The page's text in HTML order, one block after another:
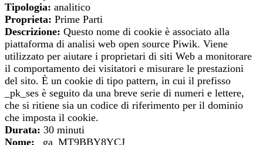
Tipologia: analitico
Proprieta: Prime Parti
Descrizione: Questo nome di cookie è associato alla
piattaforma di analisi web open source Piwik. Viene
utilizzato per aiutare i proprietari di siti Web a monitorare
il comportamento dei visitatori e misurare le prestazioni
del sito. È un cookie di tipo pattern, in cui il prefisso
_pk_ses è seguito da una breve serie di numeri e lettere,
che si ritiene sia un codice di riferimento per il dominio
che imposta il cookie.
Durata: 30 minuti
Nome: _ga_MT9BBY8YCJ